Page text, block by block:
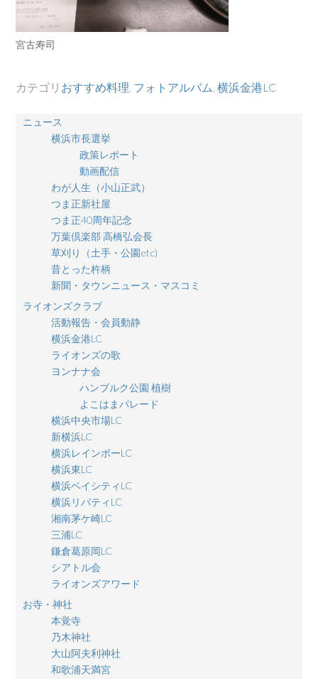
宮古寿司
カテゴリ おすすめ料理 フォトアルバム ,横浜金港LC
ニュース
横浜市長選挙
政策レポート
動画配信
わが人生（小山正武）
つま正新社屋
つま正40周年記念
万葉倶楽部 高橋弘会長
草刈り（土手・公園etc)
昔とった杵柄
新聞・タウンニュース・マスコミ
ライオンズクラブ
活動報告・会員動静
横浜金港LC
ライオンズの歌
ヨンナナ会
ハンブルク公園 植樹
よこはまパレード
横浜中央市場LC
新横浜LC
横浜レインボーLC
横浜東LC
横浜ベイシティLC
横浜リバティLC
湘南茅ケ崎LC
三浦LC
鎌倉葛原岡LC
シアトル会
ライオンズアワード
お寺・神社
本覚寺
乃木神社
大山阿夫利神社
和歌浦天満宮